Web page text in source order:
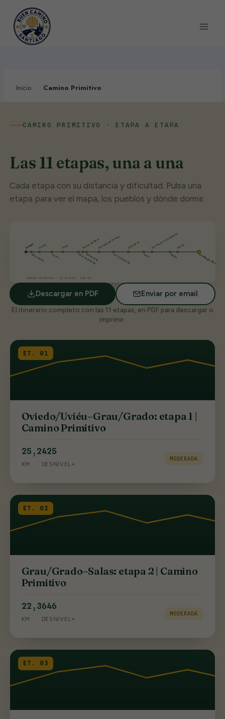
contenido
Inicio Camino Primitivo
CAMINO PRIMITIVO · ETAPA A ETAPA
Las 11 etapas, una a una
Cada etapa con su distancia y dificultad. Pulsa una
etapa para ver el mapa, los pueblos y dónde dormir.
Oviedo
Escamplero
Grado
Salas
Tineo
Pola de Allande
Puerto del Palo
Berducedo
Grandas de Salime
A Fonsagrada
O Cádavo
Lugo
San Romao da Retorta
Melide
Arzúa
Santiago de
CAMINO PRIMITIVO · 15 ETAPAS · 305 KM
Descargar en PDF Enviar por email
El itinerario completo con las 11 etapas, en PDF para descargar o
imprimir.
ET. 01
Oviedo/Uviéu–Grau/Grado: etapa 1 |
Camino Primitivo
25,2
KM
425
DESNIVEL+
MODERADA
ET. 02
Grau/Grado–Salas: etapa 2 | Camino
Primitivo
22,3
KM
646
DESNIVEL+
MODERADA
ET. 03